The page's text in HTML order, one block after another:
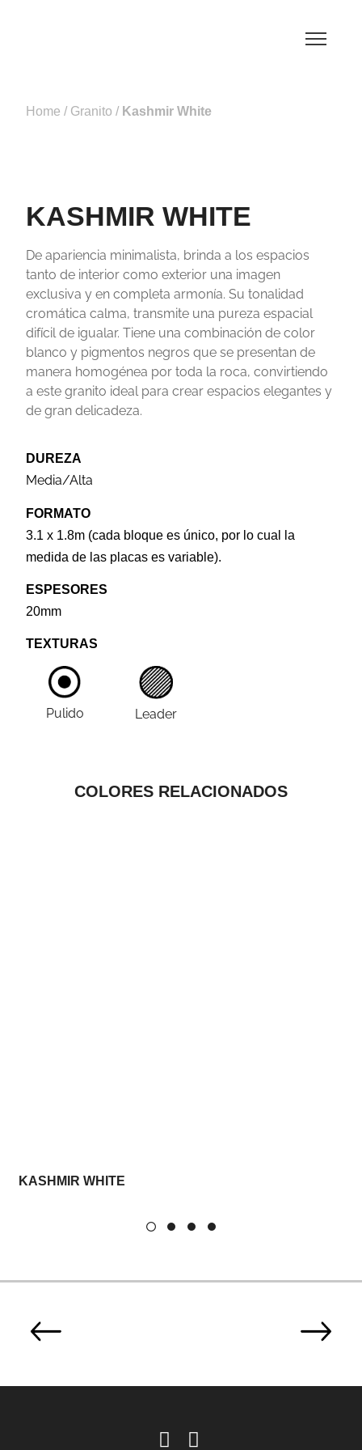
Home / Granito / Kashmir White
KASHMIR WHITE
De apariencia minimalista, brinda a los espacios
tanto de interior como exterior una imagen
exclusiva y en completa armonía. Su tonalidad
cromática calma, transmite una pureza espacial
difícil de igualar. Tiene una combinación de color
blanco y pigmentos negros que se presentan de
manera homogénea por toda la roca, convirtiendo
a este granito ideal para crear espacios elegantes y
de gran delicadeza.
DUREZA
Media/Alta
FORMATO
3.1 x 1.8m (cada bloque es único, por lo cual la
medida de las placas es variable).
ESPESORES
20mm
TEXTURAS
Pulido Leader
COLORES RELACIONADOS
KASHMIR WHITE